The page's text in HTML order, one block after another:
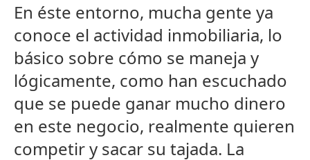
En éste entorno, mucha gente ya
conoce el actividad inmobiliaria, lo
básico sobre cómo se maneja y
lógicamente, como han escuchado
que se puede ganar mucho dinero
en este negocio, realmente quieren
competir y sacar su tajada. La